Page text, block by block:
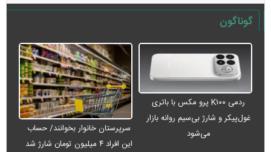
گوناگون
ردمی K۱۰۰ پرو مکس با باتری
غول‌پیکر و شارژ بی‌سیم روانه بازار
می‌شود
سرپرستان خانوار بخوانند/ حساب
این افراد ۴ میلیون تومان شارژ شد